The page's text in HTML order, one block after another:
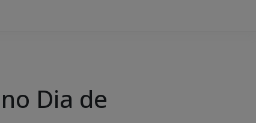
Dia de